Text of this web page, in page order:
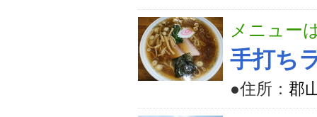
メニュー
手打ち
●住所： 郡